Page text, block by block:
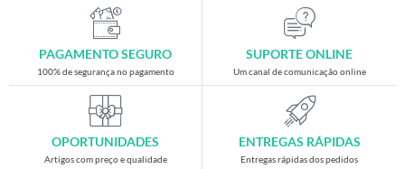
Gaming
Acessórios gaming
Cadeiras gaming
Merchandising
PAGAMENTO SEGURO
100% de segurança no pagamento
SUPORTE ONLINE
Um canal de comunicação online
OPORTUNIDADES
Artigos com preço e qualidade
ENTREGAS RÁPIDAS
Entregas rápidas dos pedidos